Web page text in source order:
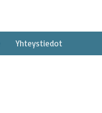
Yhteystiedot